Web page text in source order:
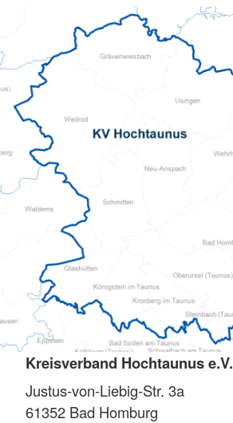
Kreisverband Hochtaunus e.V.
Justus-von-Liebig-Str. 3a
61352 Bad Homburg